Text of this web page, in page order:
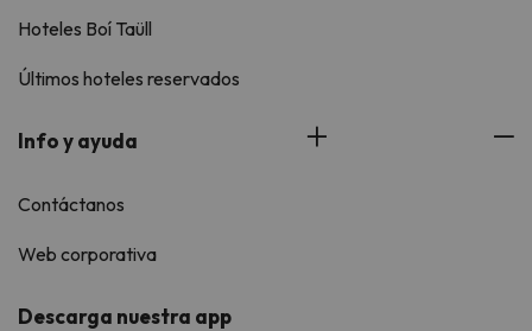
Hoteles Boí Taüll
Últimos hoteles reservados
Info y ayuda
Contáctanos
Web corporativa
Descarga nuestra app